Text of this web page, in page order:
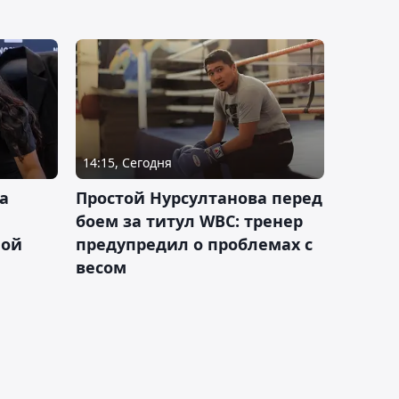
14:15, Сегодня
Простой Нурсултанова перед
боем за титул WBC: тренер
предупредил о проблемах с
весом